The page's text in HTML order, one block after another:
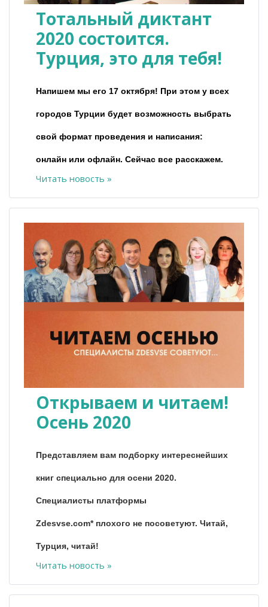
Тотальный диктант
2020 состоится.
Турция, это для тебя!
Напишем мы его 17 октября! При этом у всех
городов Турции будет возможность выбрать
свой формат проведения и написания:
онлайн или офлайн. Сейчас все расскажем.
Читать новость »
Открываем и читаем!
Осень 2020
Представляем вам подборку интереснейших
книг специально для осени 2020.
Специалисты платформы
Zdesvse.com* плохого не посоветуют. Читай,
Турция, читай!
Читать новость »